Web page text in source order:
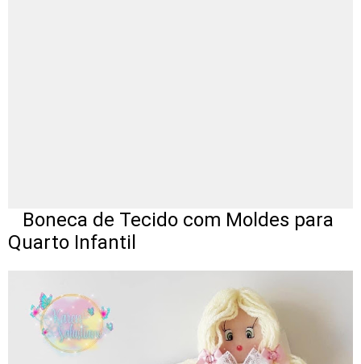
Boneca de Tecido com Moldes para
Quarto Infantil